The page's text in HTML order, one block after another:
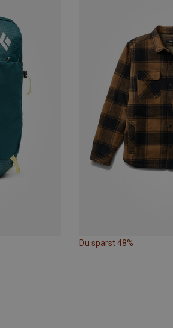
Du sparst 48%